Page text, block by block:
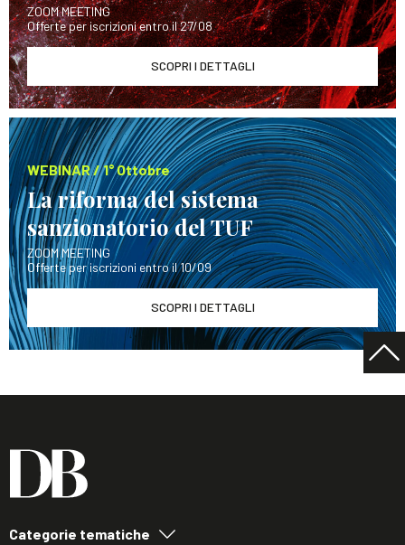
ZOOM MEETING
Offerte per iscrizioni entro il 27/08
SCOPRI I DETTAGLI
WEBINAR / 1° Ottobre
La riforma del sistema
sanzionatorio del TUF
ZOOM MEETING
Offerte per iscrizioni entro il 10/09
SCOPRI I DETTAGLI
Categorie tematiche